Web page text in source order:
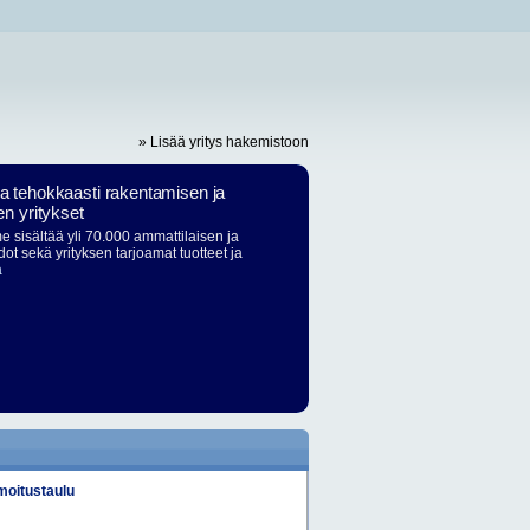
» Lisää yritys hakemistoon
tehokkaasti rakentamisen ja
yritykset
sisältää yli 70.000 ammattilaisen ja
sekä yrityksen tarjoamat tuotteet ja